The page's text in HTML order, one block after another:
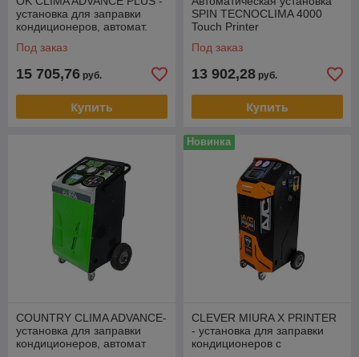
установка для заправки
кондиционеров, автомат.
Под заказ
15 705,76 руб.
Купить
SPIN TECNOCLIMA 4000
Touch Printer
Под заказ
13 902,28 руб.
Купить
COUNTRY CLIMA ADVANCE-
установка для заправки
кондиционеров, автомат
Новинка
CLEVER MIURA X PRINTER
- установка для заправки
кондиционеров с